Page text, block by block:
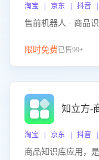
淘宝 | 京东 | 抖音 |
售前机器人 · 商品
限时免费已售99+
知立方-
淘宝 | 京东 | 抖音 |
商品知识库应用，